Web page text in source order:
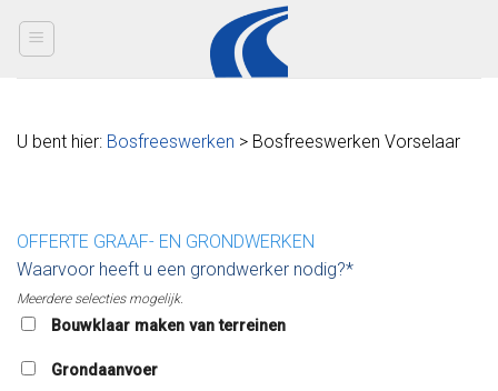
U bent hier: Bosfreeswerken > Bosfreeswerken Vorselaar
OFFERTE GRAAF- EN GRONDWERKEN
Waarvoor heeft u een grondwerker nodig?*
Meerdere selecties mogelijk.
Bouwklaar maken van terreinen
Grondaanvoer